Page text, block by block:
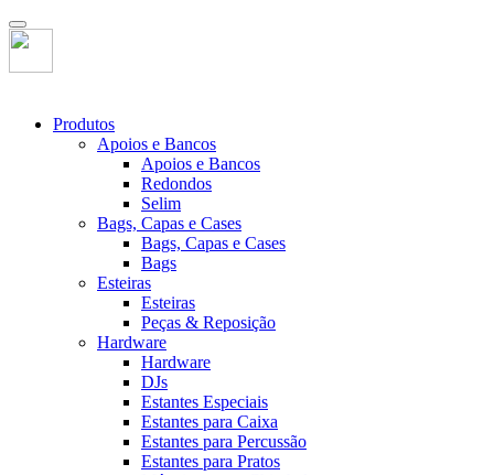
Produtos
Apoios e Bancos
Apoios e Bancos
Redondos
Selim
Bags, Capas e Cases
Bags, Capas e Cases
Bags
Esteiras
Esteiras
Peças & Reposição
Hardware
Hardware
DJs
Estantes Especiais
Estantes para Caixa
Estantes para Percussão
Estantes para Pratos